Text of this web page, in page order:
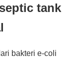
tank
bakteri e-coli